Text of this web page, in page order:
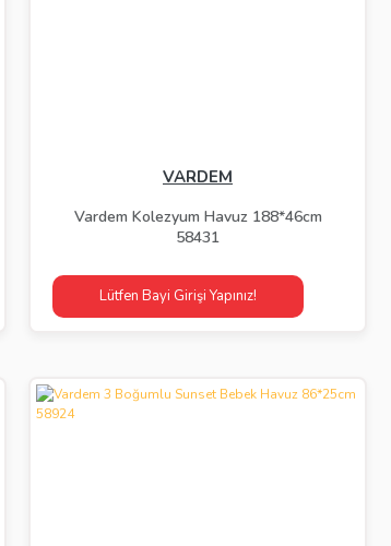
VARDEM
Vardem Kolezyum Havuz 188*46cm
58431
Lütfen Bayi Girişi Yapınız!